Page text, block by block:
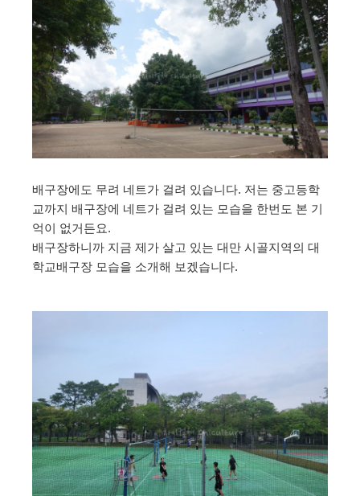
배구장에도 무려 네트가 걸려 있습니다. 저는 중고등학
교까지 배구장에 네트가 걸려 있는 모습을 한번도 본 기
억이 없거든요.
배구장하니까 지금 제가 살고 있는 대만 시골지역의 대
학교배구장 모습을 소개해 보겠습니다.